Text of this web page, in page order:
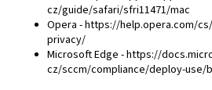
cz/guide/safari/sfri11471/mac
Opera -https://help.opera.com/
privacy/
Microsoft Edge -https://
cz/sccm/compliance/deploy-use/